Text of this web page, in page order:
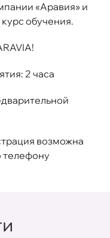
«Аравия» и
обучения.
2 часа
возможна
телефону